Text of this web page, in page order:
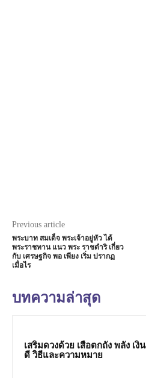
Previous article
พระบาท สมเด็จ พระเจ้าอยู่หัว ได้
พระราชทาน แนว พระ ราชดำริ เกี่ยว
กับ เศรษฐกิจ พอ เพียง เริ่ม ปรากฏ
เมื่อไร
บทความล่าสุด
เสริมดวงด้วย เสือตกถัง พลัง เงิน
ดี วิธีและความหมาย